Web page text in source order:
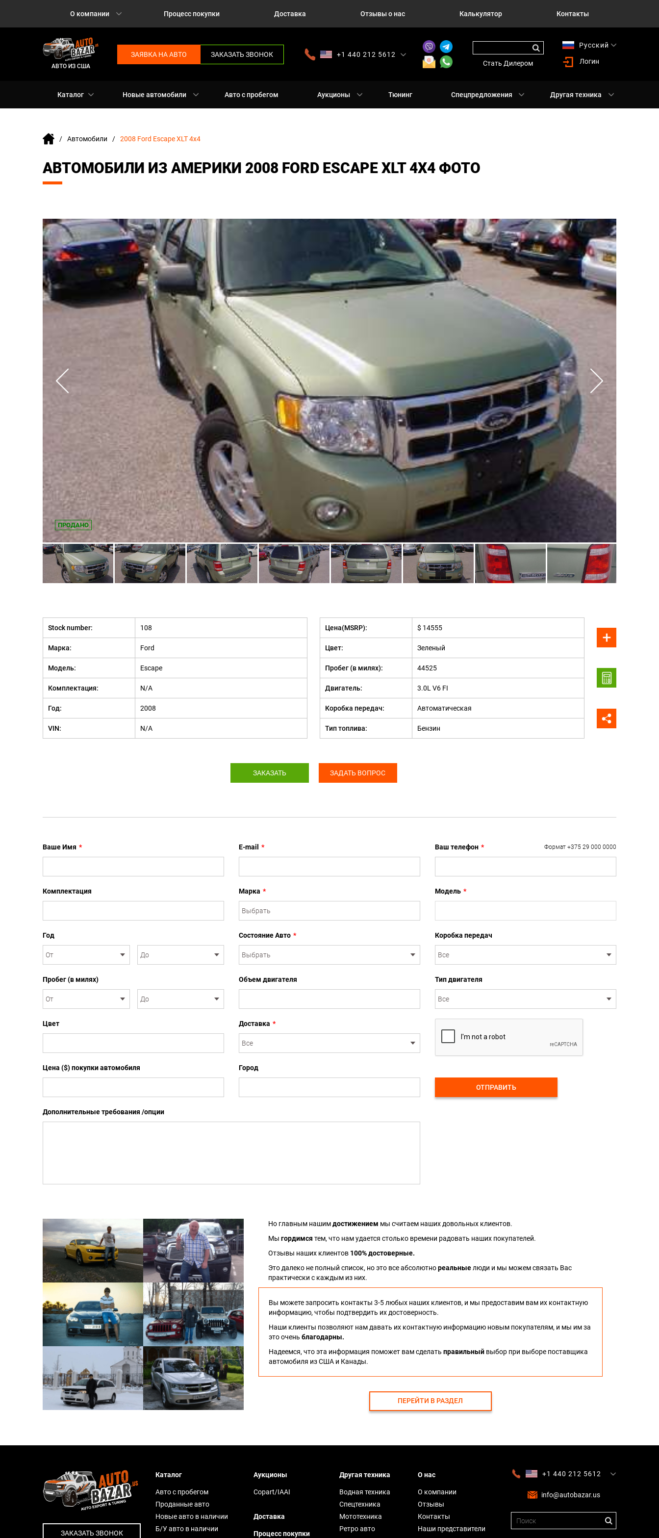
О компании Процесс покупки Доставка Отзывы о нас Калькулятор Контакты
АВТО ИЗ США
ЗАЯВКА НА АВТО ЗАКАЗАТЬ ЗВОНОК
+1 440 212 5612
Стать Дилером
Русский
Логин
Каталог Новые автомобили Авто с пробегом Аукционы Тюнинг Спецпредложения Другая техника
Автомобили 2008 Ford Escape XLT 4x4
АВТОМОБИЛИ ИЗ АМЕРИКИ 2008 FORD ESCAPE XLT 4X4 ФОТО
ПРОДАНО
Stock number: 108
Марка: Ford
Модель: Escape
Комплектация: N/A
Год: 2008
VIN: N/A
Цена(MSRP): $ 14555
Цвет: Зеленый
Пробег (в милях): 44525
Двигатель: 3.0L V6 FI
Коробка передач: Автоматическая
Тип топлива: Бензин
ЗАКАЗАТЬ ЗАДАТЬ ВОПРОС
Ваше Имя *
Комплектация
Год
Пробег (в милях)
Цвет
Цена ($) покупки автомобиля
Дополнительные требования /опции
E-mail *
Марка *
Состояние Авто *
Объем двигателя
Доставка *
Город
Ваш телефон * Формат +375 29 000 0000
Модель *
Коробка передач
Тип двигателя
ОТПРАВИТЬ
Но главным нашимдостижением мы считаем наших довольных клиентов.
Мы гордимся тем, что нам удается столько времени радовать наших покупателей.
Отзывы наших клиентов 100% достоверные.
Это далеко не полный список, но это все абсолютнореальныелюди и мы можем связать Вас
практически с каждым из них.
Вы можете запросить контакты 3-5 любых наших клиентов, и мы предоставим вам их контактную
информацию, чтобы подтвердить их достоверность.
Наши клиенты позволяют нам давать их контактную информацию новым покупателям, и мы им за
это очень благодарны.
Надеемся, что эта информация поможет вам сделать правильныйвыбор при выборе поставщика
автомобиля из США и Канады.
ПЕРЕЙТИ В РАЗДЕЛ
ЗАКАЗАТЬ ЗВОНОК
Каталог
Авто с пробегом
Проданные авто
Новые авто в наличии
Б/У авто в наличии
Аукционы
Copart/IAAI
Доставка
Процесс покупки
Другая техника
Водная техника
Спецтехника
Мототехника
Ретро авто
О нас
О компании
Отзывы
Контакты
Наши представители
+1 440 212 5612
info@autobazar.us